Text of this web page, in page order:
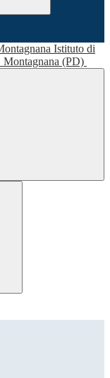
Istituto di
Montagnana (PD)